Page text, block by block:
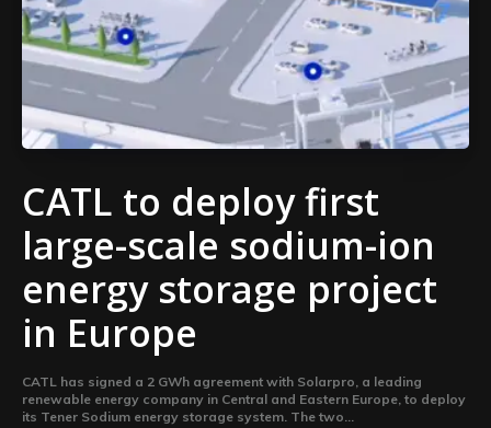
CATL to deploy first
large-scale sodium-ion
energy storage project
in Europe
CATL has signed a 2 GWh agreement with Solarpro, a leading
renewable energy company in Central and Eastern Europe, to deploy
its Tener Sodium energy storage system. The two...